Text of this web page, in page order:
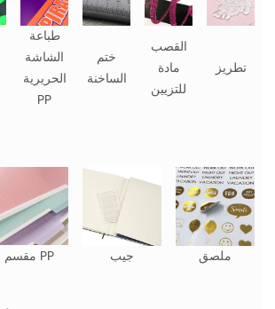
طباعة
الشاشة
الحريرية
PP
ختم
الساخنة
القصب
مادة
للتزيين
تطريز
مقسم PP جيب ملصق